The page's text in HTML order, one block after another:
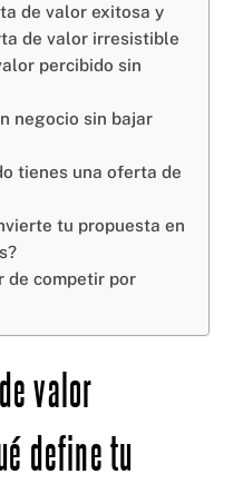
de valor exitosa y
de valor irresistible
percibido sin
negocio sin bajar
tienes una oferta de
tu propuesta en
de competir por
valor
define tu